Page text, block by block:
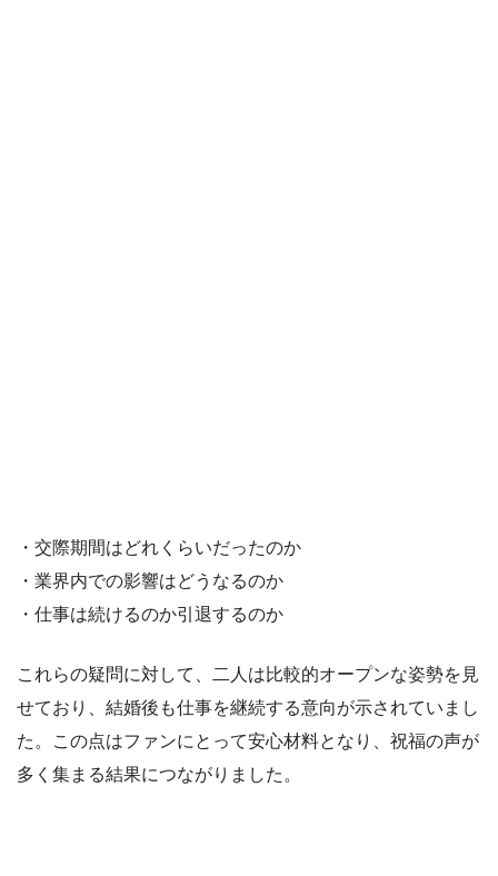
・交際期間はどれくらいだったのか
・業界内での影響はどうなるのか
・仕事は続けるのか引退するのか
これらの疑問に対して、二人は比較的オープンな姿勢を見
せており、結婚後も仕事を継続する意向が示されていまし
た。この点はファンにとって安心材料となり、祝福の声が
多く集まる結果につながりました。